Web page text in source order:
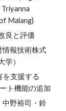
Malang)
良と評価
情報技術株式
学）
を支援する
ト機能の追加
野裕司・鈴